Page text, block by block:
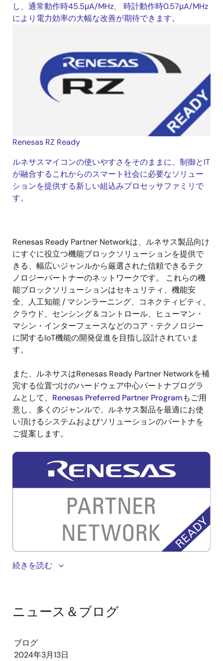
し、通常動作時45.5μA/MHz、 時計動作時0.57μA/MHz
により電力効率の大幅な改善が期待できます。
Renesas RZ Ready
ルネサスマイコンの使いやすさをそのままに、制御とIT
が融合するこれからのスマート社会に必要なソリュー
ションを提供する新しい組込みプロセッサファミリで
す。
Renesas Ready Partner Networkは、ルネサス製品向け
にすぐに役立つ機能ブロックソリューションを提供で
きる、幅広いジャンルから厳選された信頼できるテク
ノロジーパートナーのネットワークです。 これらの機
能ブロックソリューションはセキュリティ、機能安
全、人工知能 / マシンラーニング、コネクティビティ、
クラウド、センシング＆コントロール、ヒューマン・
マシン・インターフェースなどのコア・テクノロジー
に関するIoT機能の開発促進を目指し設計されていま
す。
また、ルネサスはRenesas Ready Partner Networkを補
完する位置づけのハードウェア中心パートナプログラ
ムとして、 Renesas Preferred Partner Programもご用
意し、多くのジャンルで、ルネサス製品を最適にお使
い頂けるシステムおよびソリューションのパートナを
ご提案します。
画
続きを読む
ニュース＆ブログ
ブログ
2024年3月13日